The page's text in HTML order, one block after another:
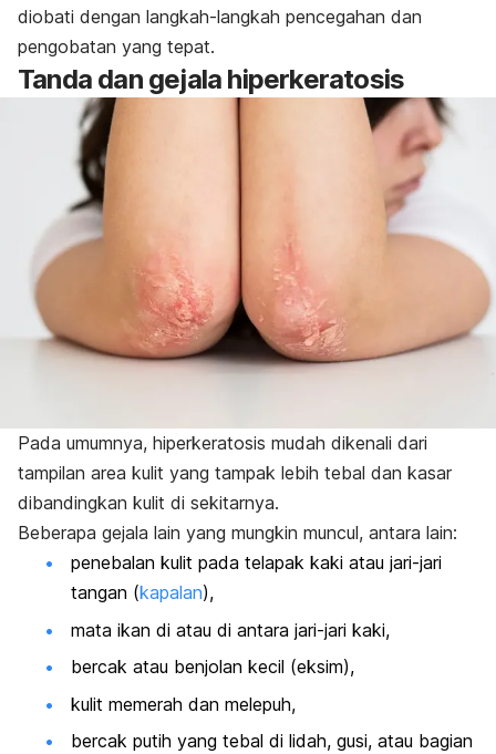
diobati dengan langkah-langkah pencegahan dan
pengobatan yang tepat.
Tanda dan gejala hiperkeratosis
Pada umumnya, hiperkeratosis mudah dikenali dari
tampilan area kulit yang tampak lebih tebal dan kasar
dibandingkan kulit di sekitarnya.
Beberapa gejala lain yang mungkin muncul, antara lain:
penebalan kulit pada telapak kaki atau jari-jari
tangan (kapalan),
mata ikan di atau di antara jari-jari kaki,
bercak atau benjolan kecil (eksim),
kulit memerah dan melepuh,
bercak putih yang tebal di lidah, gusi, atau bagian